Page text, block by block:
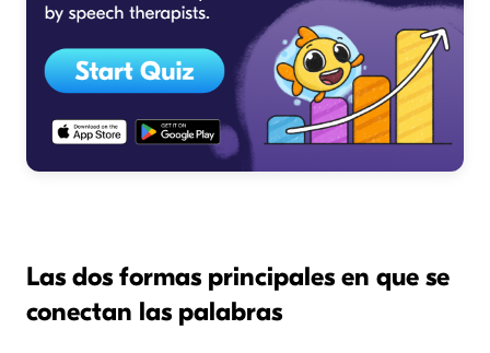
Las dos formas principales en que se
conectan las palabras